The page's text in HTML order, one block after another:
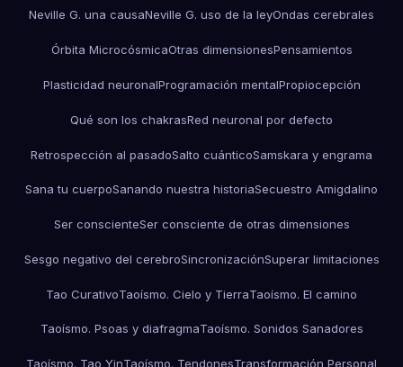
Neville G. una causaNeville G. uso de la leyOndas cerebrales
Órbita MicrocósmicaOtras dimensionesPensamientos
Plasticidad neuronalProgramación mentalPropiocepción
Qué son los chakrasRed neuronal por defecto
Retrospección al pasadoSalto cuánticoSamskara y engrama
Sana tu cuerpoSanando nuestra historiaSecuestro Amigdalino
Ser conscienteSer consciente de otras dimensiones
Sesgo negativo del cerebroSincronizaciónSuperar limitaciones
Tao CurativoTaoísmo. Cielo y TierraTaoísmo. El camino
Taoísmo. Psoas y diafragmaTaoísmo. Sonidos Sanadores
Taoísmo. Tao YinTaoísmo. TendonesTransformación Personal